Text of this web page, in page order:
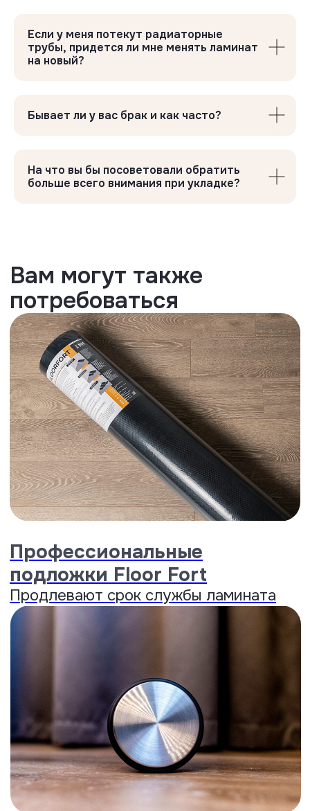
Если у меня потекут радиаторные
трубы, придется ли мне менять ламинат
на новый?
Бывает ли у вас брак и как часто?
На что вы бы посоветовали обратить
больше всего внимания при укладке?
Продлевают срок службы ламината
Преимущества
WaxSeal
Запечатывание горячим воском.
До 100 часов защиты от влаги...
Раскрыть
Water Friendly
Показатель водопоглощения
10,1%,один из лучших на
российском рынке...
Восстановление формы и
толщины
после сильного
намокания...
Раскрыть